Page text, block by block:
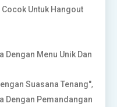
Untuk Hangout
Dengan Menu Unik Dan
Suasana Tenang",
Dengan Pemandangan